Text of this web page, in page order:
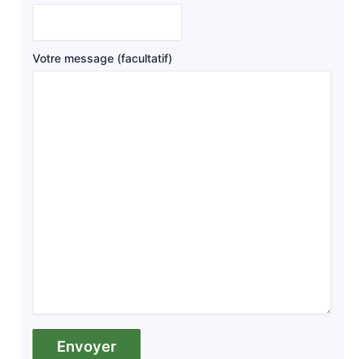
Votre message (facultatif)